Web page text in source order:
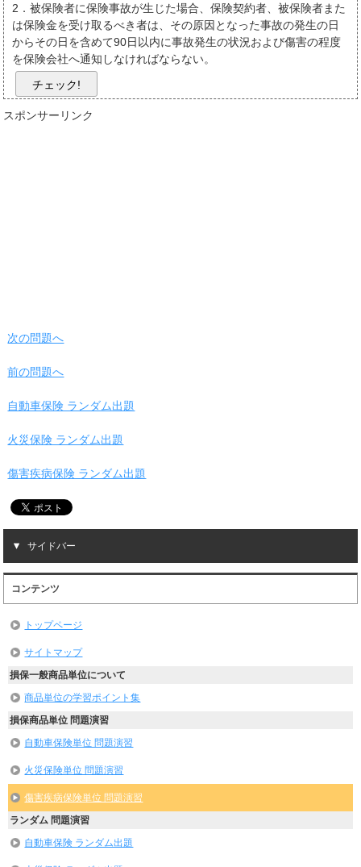
2．被保険者に保険事故が生じた場合、保険契約者、被保険者また
は保険金を受け取るべき者は、その原因となった事故の発生の日
からその日を含めて90日以内に事故発生の状況および傷害の程度
を保険会社へ通知しなければならない。
チェック!
スポンサーリンク
次の問題へ
前の問題へ
自動車保険 ランダム出題
火災保険 ランダム出題
傷害疾病保険 ランダム出題
サイドバー
コンテンツ
トップページ
サイトマップ
損保一般商品単位について
商品単位の学習ポイント集
損保商品単位 問題演習
自動車保険単位 問題演習
火災保険単位 問題演習
傷害疾病保険単位 問題演習
ランダム 問題演習
自動車保険 ランダム出題